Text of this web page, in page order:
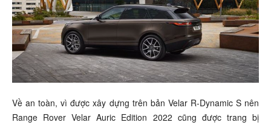
Về an toàn, vì được xây dựng trên bản Velar R-Dynamic S nên
Range Rover Velar Auric Edition 2022 cũng được trang bị